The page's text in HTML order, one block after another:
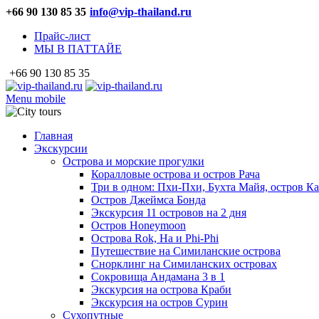
+66 90 130 85 35 info@vip-thailand.ru
Прайс-лист
МЫ В ПАТТАЙЕ
+66 90 130 85 35
Menu mobile
Главная
Экскурсии
Острова и морские прогулки
Коралловые острова и остров Рача
Три в одном: Пхи-Пхи, Бухта Майя, остров
Остров Джеймса Бонда
Экскурсия 11 островов на 2 дня
Остров Honeymoon
Острова Rok, Ha и Phi-Phi
Путешествие на Симиланские острова
Снорклинг на Симиланских островах
Сокровища Андамана 3 в 1
Экскурсия на острова Краби
Экскурсия на остров Сурин
Сухопутные